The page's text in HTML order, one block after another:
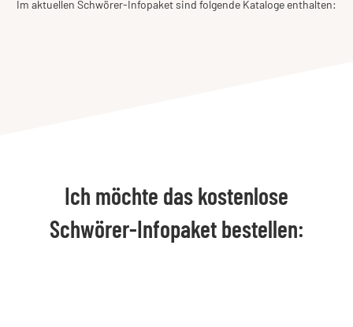
Im aktuellen Schwörer-Infopaket sind folgende Kataloge enthalten:
Ich möchte das kostenlose
Schwörer-Infopaket bestellen: